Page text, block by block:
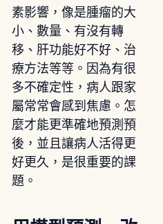
素影響，像是腫瘤的大
小、數量、有沒有轉
移、肝功能好不好、治
療方法等等。因為有很
多不確定性，病人跟家
屬常常會感到焦慮。怎
麼才能更準確地預測預
後，並且讓病人活得更
好更久，是很重要的課
題。